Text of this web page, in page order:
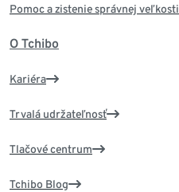
Pomoc a zistenie správnej veľkosti
O Tchibo
Kariéra
Trvalá udržateľnosť
Tlačové centrum
Tchibo Blog